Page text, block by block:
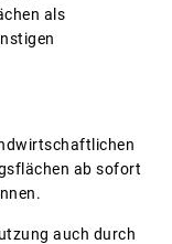
als
ab sofort
auch durch